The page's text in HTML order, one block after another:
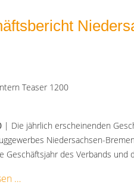
| Die jährlich erscheinenden
Niedersachsen-
Geschäftsjahr des Verbands